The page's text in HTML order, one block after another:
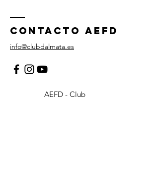
Contacto AEFD
info@clubdalmata.es
AEFD - Club